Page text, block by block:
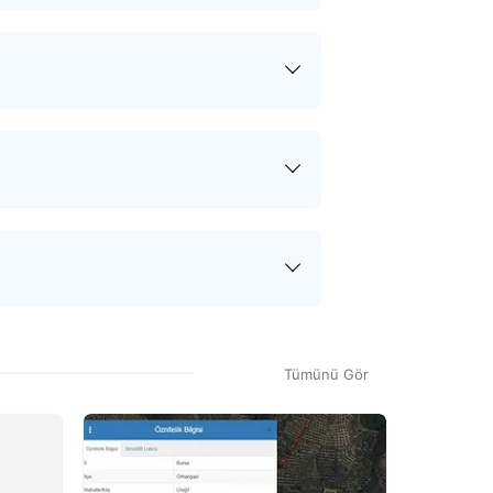
Devir sürecinin her adımında
Tümünü Gör
%12
Değerinin